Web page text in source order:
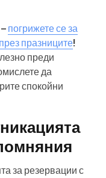
погрижете се за
празниците!
преди
да
спокойни
за резервации с